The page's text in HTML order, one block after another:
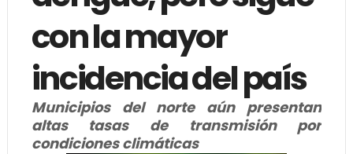
con la mayor
incidencia del país
Municipios del norte aún presentan
altas tasas de transmisión por
condiciones climáticas